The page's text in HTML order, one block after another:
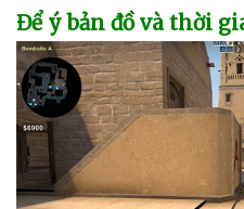
Để ý bản đồvà thời